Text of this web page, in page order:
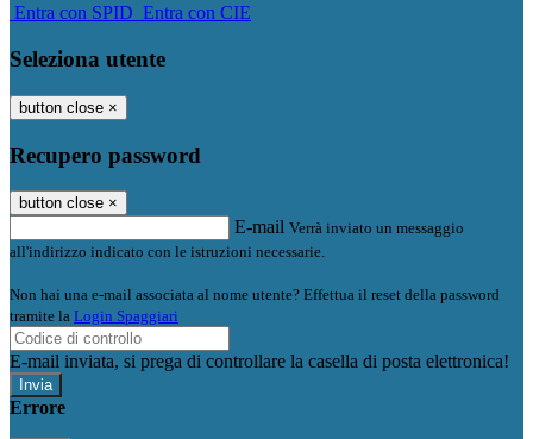
Entra con SPID Entra con CIE
Seleziona utente
button close ×
Recupero password
button close ×
E-mail Verrà inviato un messaggio
all'indirizzo indicato con le istruzioni necessarie.
Non hai una e-mail associata al nome utente? Effettua il reset della password
tramite la Login Spaggiari
E-mail inviata, si prega di controllare la casella di posta elettronica!
Errore